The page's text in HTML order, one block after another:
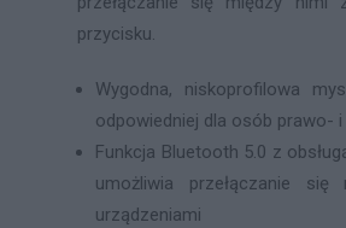
przycisku.
Wygodna, niskoprofilowa
odpowiedniej dla osób prawo-
Funkcja Bluetooth 5.0 z
umożliwia przełączanie się
urządzeniami